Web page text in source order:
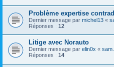
Problème expertise
Dernier message par michel13 «
Réponses : 12
Litige avec Norauto
Dernier message par elin0x «
Réponses : 14